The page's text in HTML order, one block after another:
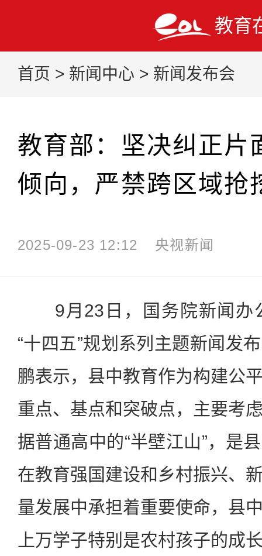
教育
首页 > 新闻中心 > 新闻发布会
教育部：坚决纠正片
倾向，严禁跨区域抢
2025-09-23 12:12 央视新闻
9月23日，国务院新闻办
“十四五”规划系列主题新闻发
鹏表示，县中教育作为构建公
重点、基点和突破点，主要考
据普通高中的“半壁江山”，是
在教育强国建设和乡村振兴、
量发展中承担着重要使命，县
上万学子特别是农村孩子的成